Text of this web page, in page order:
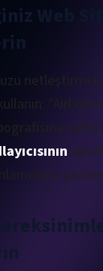
Web
sahip